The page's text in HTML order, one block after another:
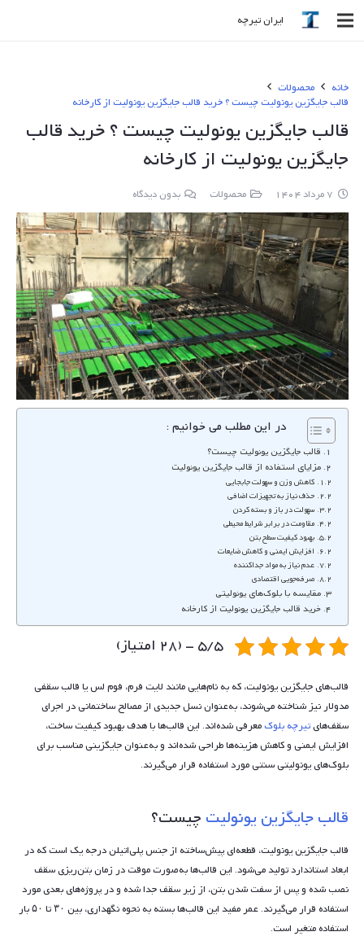
ایران تیرچه
خانه
محصولات
قالب جایگزین یونولیت چیست ؟ خرید قالب جایگزین یونولیت از کارخانه
قالب جایگزین یونولیت چیست ؟ خرید قالب
جایگزین یونولیت از کارخانه
7 مرداد 1404 محصولات بدون دیدگاه
در این مطلب می خوانیم :
قالب جایگزین یونولیت چیست؟
مزایای استفاده از قالب جایگزین یونولیت
کاهش وزن و سهولت جابجایی
حذف نیاز به تجهیزات اضافی
سهولت در باز و بسته کردن
مقاومت در برابر شرایط محیطی
بهبود کیفیت سطح بتن
افزایش ایمنی و کاهش ضایعات
عدم نیاز به مواد جداکننده
صرفه‌جویی اقتصادی
مقایسه با بلوک‌های یونولیتی
خرید قالب جایگزین یونولیت از کارخانه
5/5 - (28 امتیاز)
قالب‌های جایگزین یونولیت، که به نام‌هایی مانند لایت فرم، فوم لس یا قالب سقفی
مدولار نیز شناخته می‌شوند، به‌عنوان نسل جدیدی از مصالح ساختمانی در اجرای
سقف‌هایتیرچه بلوکمعرفی شده‌اند. این قالب‌ها با هدف بهبود کیفیت ساخت،
افزایش ایمنی و کاهش هزینه‌ها طراحی شده‌اند و به‌عنوان جایگزینی مناسب برای
بلوک‌های یونولیتی سنتی مورد استفاده قرار می‌گیرند.
قالب جایگزین یونولیت چیست؟
قالب جایگزین یونولیت، قطعه‌ای پیش‌ساخته از جنس پلی‌اتیلن درجه یک است که در
ابعاد استاندارد تولید می‌شود. این قالب‌ها به‌صورت موقت در زمان بتن‌ریزی سقف
نصب شده و پس از سفت شدن بتن، از زیر سقف جدا شده و در پروژه‌های بعدی مورد
استفاده قرار می‌گیرند. عمر مفید این قالب‌ها بسته به نحوه نگهداری، بین ۳۰ تا ۵۰ بار
استفاده متغیر است.